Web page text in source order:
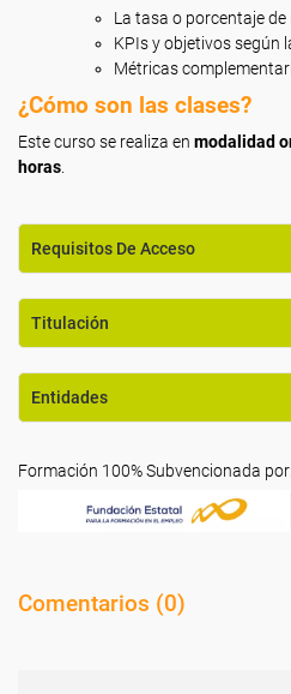
La tasa o porcentaje de
KPIs y objetivos según
Métricas
¿Cómo son las clases?
Este curso se realiza en modalidad
horas
Requisitos De Acceso
Titulación
Entidades
Formación 100% Subvencionada por:
Comentarios (0)